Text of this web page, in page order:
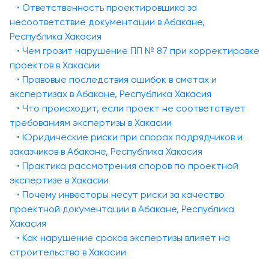
• Ответственность проектировщика за
несоответствие документации в Абакане,
Республика Хакасия
• Чем грозит нарушение ПП № 87 при корректировке
проектов в Хакасии
• Правовые последствия ошибок в сметах и
экспертизах в Абакане, Республика Хакасия
• Что происходит, если проект не соответствует
требованиям экспертизы в Хакасии
• Юридические риски при спорах подрядчиков и
заказчиков в Абакане, Республика Хакасия
• Практика рассмотрения споров по проектной
экспертизе в Хакасии
• Почему инвесторы несут риски за качество
проектной документации в Абакане, Республика
Хакасия
• Как нарушение сроков экспертизы влияет на
строительство в Хакасии